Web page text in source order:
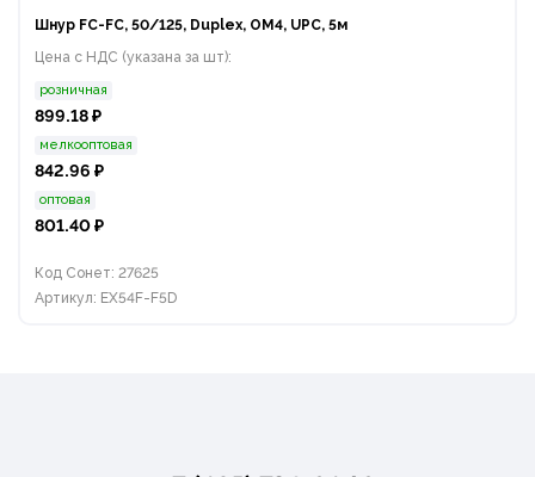
Шнур FC-FC, 50/125, Duplex, OM4, UPC, 5м
Цена с НДС (указана за шт):
розничная
899.18 ₽
мелкооптовая
842.96 ₽
оптовая
801.40 ₽
Код Сонет: 27625
Артикул: EX54F-F5D